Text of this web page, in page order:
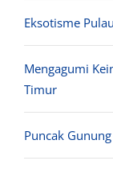
Eksotisme
Mengagumi
Timur
Puncak